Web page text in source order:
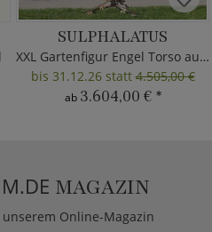
SULPHALATUS
XXL Gartenfigur Engel Torso aus Metall
bis 31.12.26 statt4.505,00 €
ab 3.604,00 € *
MAGAZIN
Online-Magazin